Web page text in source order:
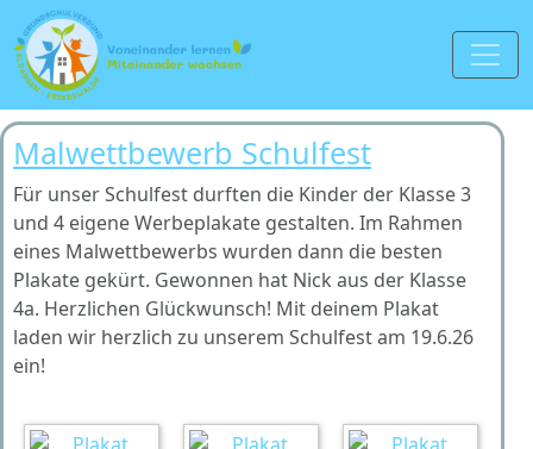
Malwettbewerb Schulfest
Für unser Schulfest durften die Kinder der Klasse 3
und 4 eigene Werbeplakate gestalten. Im Rahmen
eines Malwettbewerbs wurden dann die besten
Plakate gekürt. Gewonnen hat Nick aus der Klasse
4a. Herzlichen Glückwunsch! Mit deinem Plakat
laden wir herzlich zu unserem Schulfest am 19.6.26
ein!